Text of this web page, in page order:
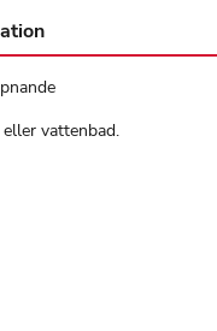
vattenbad.